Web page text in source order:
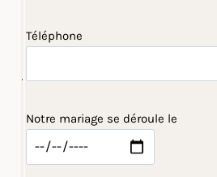
Téléphone
Notre mariage se déroule le